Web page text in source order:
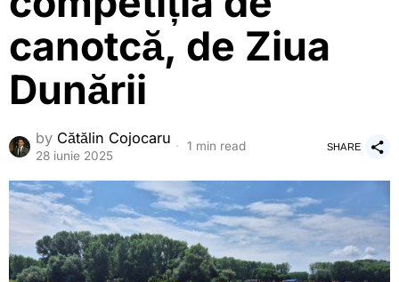
canotcă, de Ziua
Dunării
by Cătălin Cojocaru
28 iunie 2025
1 min read SHARE